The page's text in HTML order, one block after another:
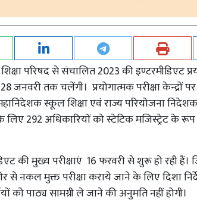
परिषद से संचालित 2023 की इण्टरमीडिएट
जनवरी तक चलेंगी। प्रयोगात्मक परीक्षा केन्द्रों
स्कूल शिक्षा एवं राज्य परियोजना
लिए 292 अधिकारियों को स्टेटिक मजिस्ट्रेट के
की मुख्य परीक्षाएं 16 फरवरी से शुरू हो रही हैं।
से नकल मुक्त परीक्षा कराये जाने के लिए दिशा
को पाठ्य सामग्री ले जाने की अनुमति नहीं होगी।